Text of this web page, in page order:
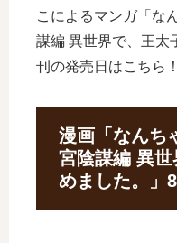
こによるマンガ「な
謀編 異世界で、王太
刊の発売日はこちら！
漫画「なんち
宮陰謀編 異
めました。」